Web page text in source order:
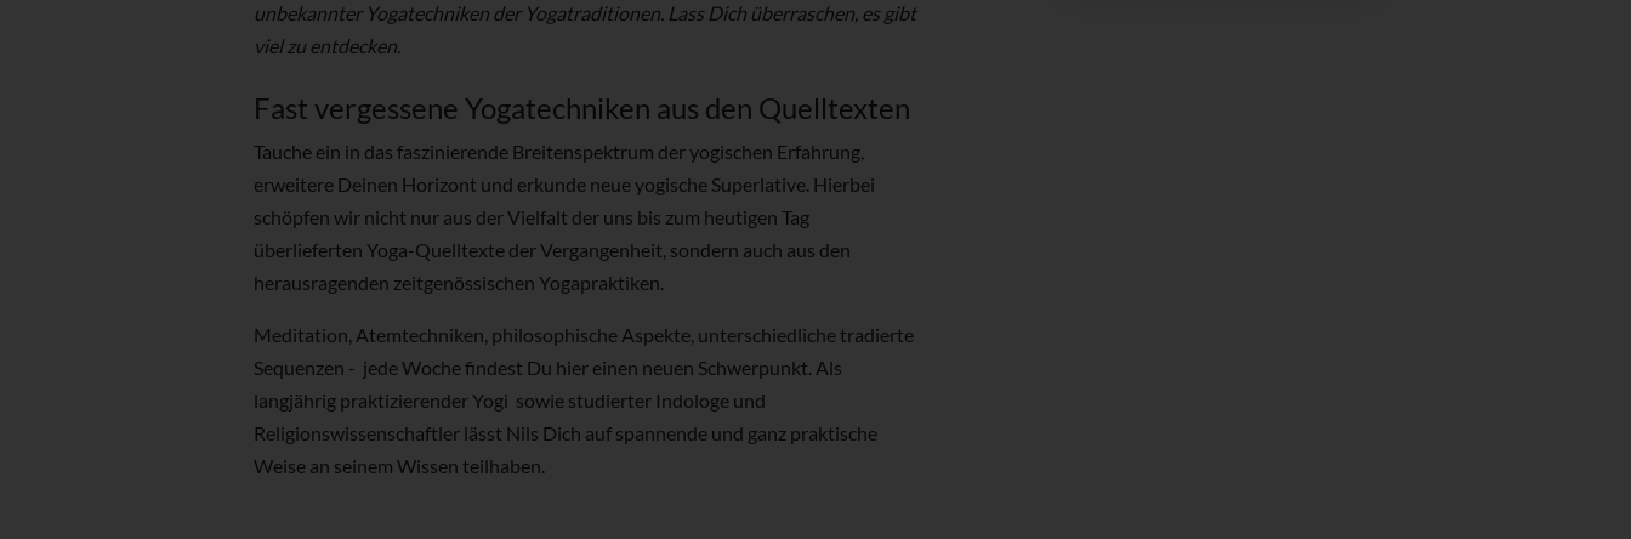
unbekannter Yogatechniken der Yogatraditionen. Lass Dich überraschen, es gibt
viel zu entdecken.
Fast vergessene Yogatechniken aus den Quelltexten
Tauche ein in das faszinierende Breitenspektrum der yogischen Erfahrung,
erweitere Deinen Horizont und erkunde neue yogische Superlative. Hierbei
schöpfen wir nicht nur aus der Vielfalt der uns bis zum heutigen Tag
überlieferten Yoga-Quelltexte der Vergangenheit, sondern auch aus den
herausragenden zeitgenössischen Yogapraktiken.
Meditation, Atemtechniken, philosophische Aspekte, unterschiedliche tradierte
Sequenzen - jede Woche findest Du hier einen neuen Schwerpunkt. Als
langjährig praktizierender Yogi sowie studierter Indologe und
Religionswissenschaftler lässt Nils Dich auf spannende und ganz praktische
Weise an seinem Wissen teilhaben.